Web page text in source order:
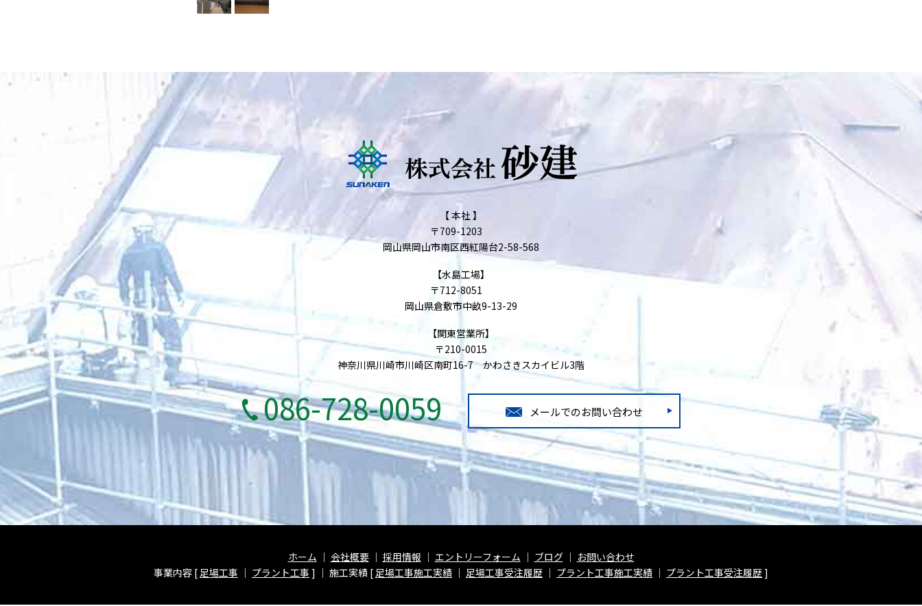
【 本社 】
〒709-1203
岡山県岡山市南区西紅陽台2-58-568
【水島工場】
〒712-8051
岡山県倉敷市中畝9-13-29
【関東営業所】
〒210-0015
神奈川県川崎市川崎区南町16-7 かわさきスカイビル3階
086-728-0059 メールでのお問い合わせ
ホーム ｜ 会社概要｜ 採用情報 ｜ エントリーフォーム ｜ ブログ｜ お問い合わせ
事業内容 [ 足場工事 ｜ プラント工事 ] ｜ 施工実績 [ 足場工事施工実績 ｜ 足場工事受注履歴 ｜ プラント工事施工実績 ｜ プラント工事受注履歴 ]